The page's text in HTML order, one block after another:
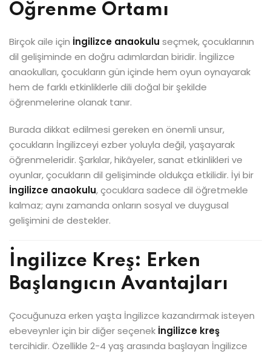
Öğrenme Ortamı
Birçok aile için İngilizce anaokulu seçmek, çocuklarının
dil gelişiminde en doğru adımlardan biridir. İngilizce
anaokulları, çocukların gün içinde hem oyun oynayarak
hem de farklı etkinliklerle dili doğal bir şekilde
öğrenmelerine olanak tanır.
Burada dikkat edilmesi gereken en önemli unsur,
çocukların İngilizceyi ezber yoluyla değil, yaşayarak
öğrenmeleridir. Şarkılar, hikâyeler, sanat etkinlikleri ve
oyunlar, çocukların dil gelişiminde oldukça etkilidir. İyi bir
İngilizce anaokulu, çocuklara sadece dil öğretmekle
kalmaz; aynı zamanda onların sosyal ve duygusal
gelişimini de destekler.
İngilizce Kreş: Erken
Başlangıcın Avantajları
Çocuğunuza erken yaşta İngilizce kazandırmak isteyen
ebeveynler için bir diğer seçenek İngilizce kreş
tercihidir. Özellikle 2-4 yaş arasında başlayan İngilizce